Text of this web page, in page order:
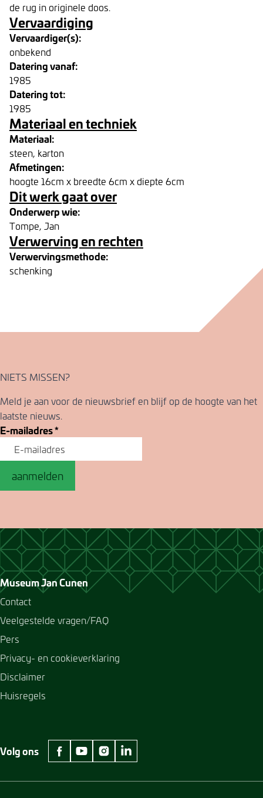
de rug in originele doos.
Vervaardiging
Vervaardiger(s):
onbekend
Datering vanaf:
1985
Datering tot:
1985
Materiaal en techniek
Materiaal:
steen, karton
Afmetingen:
hoogte 16cm x breedte 6cm x diepte 6cm
Dit werk gaat over
Onderwerp wie:
Tompe, Jan
Verwerving en rechten
Verwervingsmethode:
schenking
NIETS MISSEN?
Meld je aan voor de nieuwsbrief en blijf op de hoogte van het
laatste nieuws.
E-mailadres*
aanmelden
Museum Jan Cunen
Contact
Veelgestelde vragen/FAQ
Pers
Privacy- en cookieverklaring
Disclaimer
Huisregels
Volg ons
facebook Museum Jan Cunen
youtube Museum Jan Cunen
instagram Museum Jan Cunen
linkedin Museum Jan Cunen